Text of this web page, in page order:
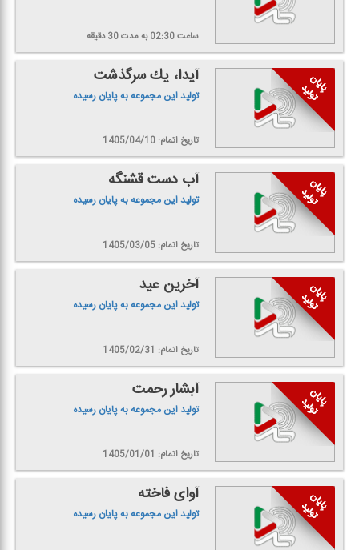
ساعت 02:30 به مدت 30 دقیقه
آیدا، یك سرگذشت
تولید این مجموعه به پایان رسیده
تاریخ اتمام: 1405/04/10
آب دست قشنگه
تولید این مجموعه به پایان رسیده
تاریخ اتمام: 1405/03/05
آخرین عید
تولید این مجموعه به پایان رسیده
تاریخ اتمام: 1405/02/31
آبشار رحمت
تولید این مجموعه به پایان رسیده
تاریخ اتمام: 1405/01/01
آوای فاخته
تولید این مجموعه به پایان رسیده